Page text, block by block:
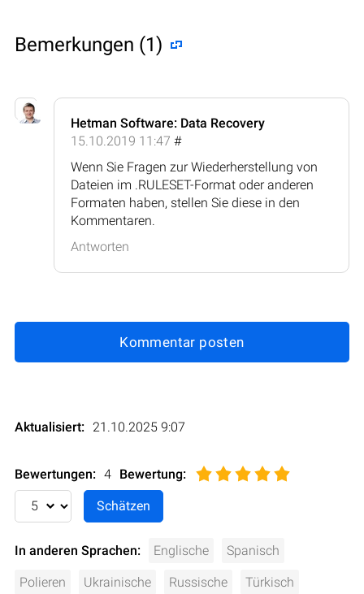
Bemerkungen (1)
Hetman Software: Data Recovery
15.10.2019 11:47 #
Wenn Sie Fragen zur Wiederherstellung von
Dateien im .RULESET-Format oder anderen
Formaten haben, stellen Sie diese in den
Kommentaren.
Antworten
Kommentar posten
Aktualisiert: 21.10.2025 9:07
Bewertungen: 4 Bewertung:
In anderen Sprachen: Englische Spanisch
Polieren Ukrainische Russische Türkisch